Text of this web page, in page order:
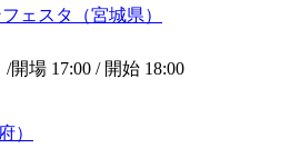
ェスタ（宮城県）
/開場 17:00 / 開始 18:00
）